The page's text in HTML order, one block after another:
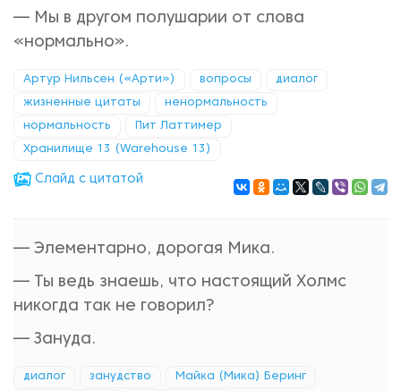
— Мы в другом полушарии от слова
«нормально».
Артур Нильсен («Арти») вопросы диалог
жизненные цитаты ненормальность
нормальность Пит Латтимер
Хранилище 13 (Warehouse 13)
Cлайд с цитатой
— Элементарно, дорогая Мика.
— Ты ведь знаешь, что настоящий Холмс
никогда так не говорил?
— Зануда.
диалог занудство Майка (Мика) Беринг